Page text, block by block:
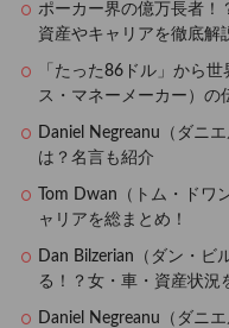
ポーカー界の億万長者！
資産やキャリアを徹底解
「たった86ドル」から
ス・マネーメーカー）の
Daniel Negreanu（ダニ
は？名言も紹介
Tom Dwan（トム・ドワ
ャリアを総まとめ！
Dan Bilzerian（ダン・ビ
る！？女・車・資産状況
Daniel Negreanu（ダニ